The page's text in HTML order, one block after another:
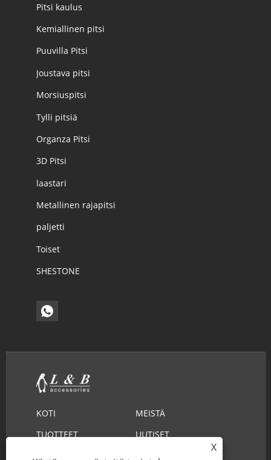
Pitsi kaulus
Kemiallinen pitsi
Puuvilla Pitsi
Joustava pitsi
Morsiuspitsi
Tylli pitsiä
Organza Pitsi
3D Pitsi
laastari
Metallinen rajapitsi
paljetti
Toiset
SHESTONE
KOTI
MEISTÄ
TUOTTEET
UUTISET
X